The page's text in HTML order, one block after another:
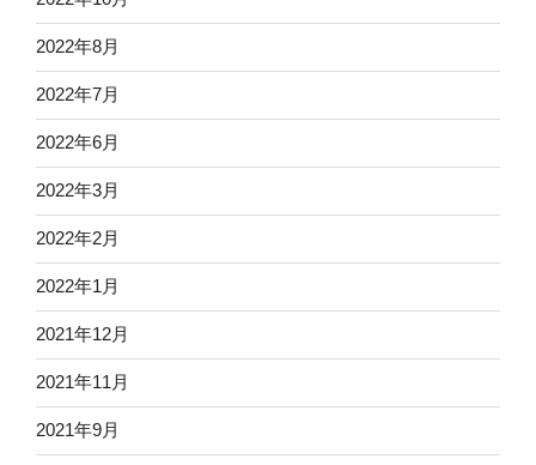
2022年8月
2022年7月
2022年6月
2022年3月
2022年2月
2022年1月
2021年12月
2021年11月
2021年9月